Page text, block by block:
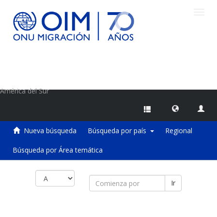
América del Sur
Nueva búsqueda Búsqueda por país Regional
Búsqueda por Área temática
Ir